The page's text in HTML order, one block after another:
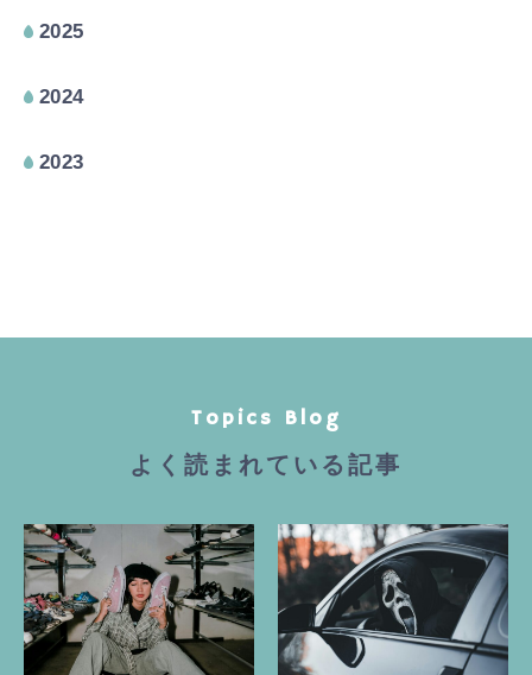
2025
2024
2023
Topics Blog
よく読まれている記事